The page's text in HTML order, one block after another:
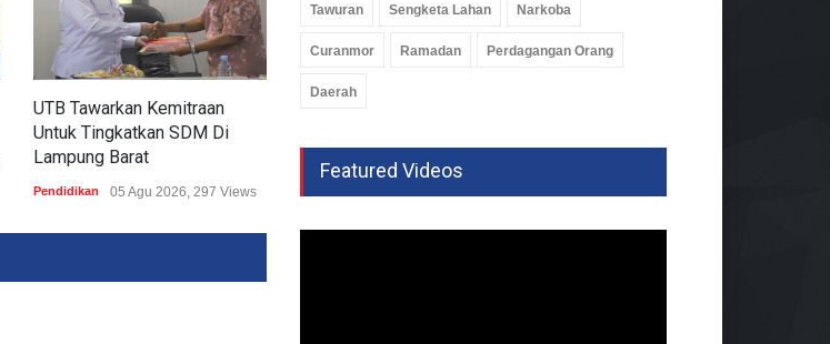
UTB Tawarkan Kemitraan
Untuk Tingkatkan SDM Di
Lampung Barat
Pendidikan 05 Agu 2026, 297 Views
Pendidikan 05 Agu 2026, 186 Views
Tawuran Sengketa Lahan Narkoba
Curanmor Ramadan Perdagangan Orang
Daerah
Featured Videos